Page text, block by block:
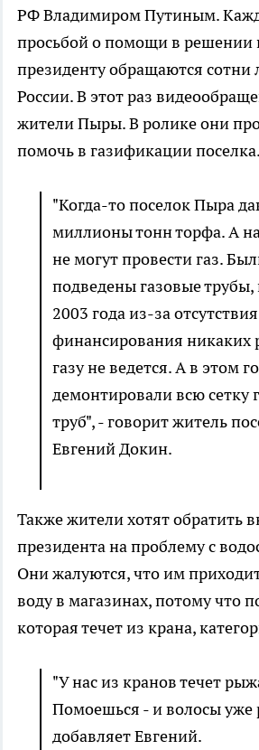
РФ Владимиром Путиным.
просьбой о помощи в решении
президенту обращаются сотни
России. В этот раз
жители Пыры. В ролике они
помочь в газификации поселка.
"Когда-то поселок Пыра
миллионы тонн торфа. А
не могут провести газ.
подведены газовые трубы,
2003 года из-за отсутствия
финансирования никаких
газу не ведется. А в этом
демонтировали всю сетку
труб", - говорит житель
Евгений Докин.
Также жители хотят обратить
президента на проблему с
Они жалуются, что им
воду в магазинах, потому что
которая течет из крана,
"У нас из кранов течет
Помоешься - и волосы уже
добавляет Евгений.